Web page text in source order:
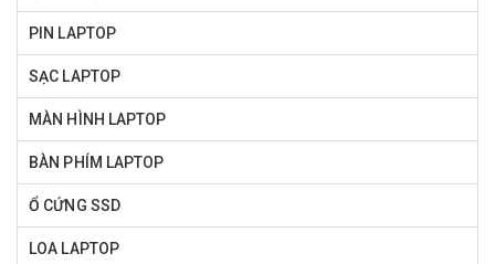
PIN LAPTOP
SẠC LAPTOP
MÀN HÌNH LAPTOP
BÀN PHÍM LAPTOP
Ổ CỨNG SSD
LOA LAPTOP